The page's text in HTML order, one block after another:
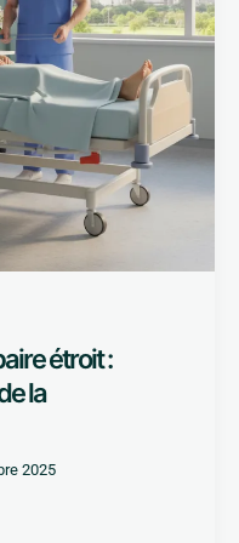
étroit :
la
2025